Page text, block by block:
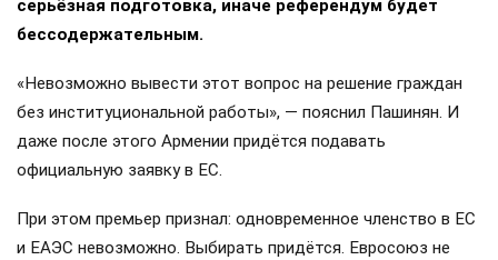
серьёзная подготовка, иначе референдум будет
бессодержательным.
«Невозможно вывести этот вопрос на решение граждан
без институциональной работы», — пояснил Пашинян. И
даже после этого Армении придётся подавать
официальную заявку в ЕС.
При этом премьер признал: одновременное членство в ЕС
и ЕАЭС невозможно. Выбирать придётся. Евросоюз не